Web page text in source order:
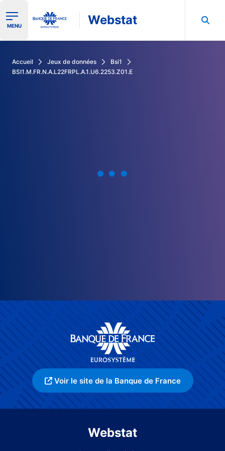
Ouvrir le menu de navigation
MENU Webstat
Accueil Jeux de données
Bsi1
BSI1.M.FR.N.A.L22FRPL.A.1.U6.2253.Z01.E
Voir le site de la Banque de France
Webstat